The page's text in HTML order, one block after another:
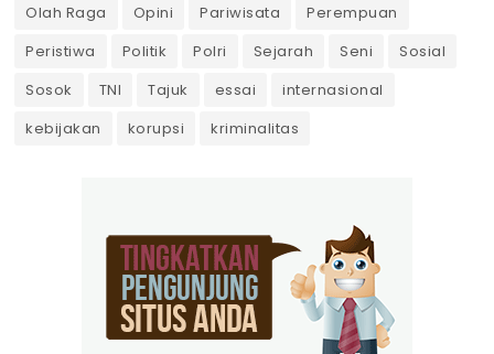
Olah Raga
Opini Pariwisata
Perempuan
Peristiwa
Politik Polri Sejarah Seni
Sosial
Sosok
TNI Tajuk essai
internasional
kebijakan
korupsi kriminalitas